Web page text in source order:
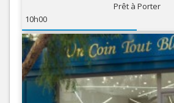
Prêt à Porter
10h00